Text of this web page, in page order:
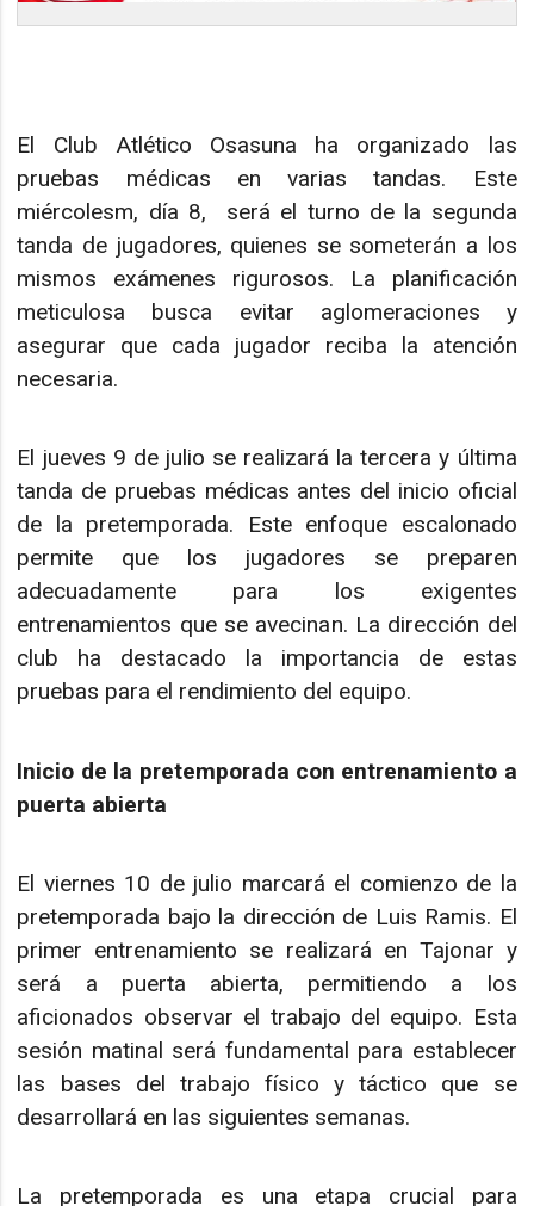
El Club Atlético Osasuna ha organizado las
pruebas médicas en varias tandas. Este
miércolesm, día 8, será el turno de la segunda
tanda de jugadores, quienes se someterán a los
mismos exámenes rigurosos. La planificación
meticulosa busca evitar aglomeraciones y
asegurar que cada jugador reciba la atención
necesaria.
El jueves 9 de julio se realizará la tercera y última
tanda de pruebas médicas antes del inicio oficial
de la pretemporada. Este enfoque escalonado
permite que los jugadores se preparen
adecuadamente para los exigentes
entrenamientos que se avecinan. La dirección del
club ha destacado la importancia de estas
pruebas para el rendimiento del equipo.
Inicio de la pretemporada con entrenamiento a
puerta abierta
El viernes 10 de julio marcará el comienzo de la
pretemporada bajo la dirección de Luis Ramis. El
primer entrenamiento se realizará en Tajonar y
será a puerta abierta, permitiendo a los
aficionados observar el trabajo del equipo. Esta
sesión matinal será fundamental para establecer
las bases del trabajo físico y táctico que se
desarrollará en las siguientes semanas.
La pretemporada es una etapa crucial para